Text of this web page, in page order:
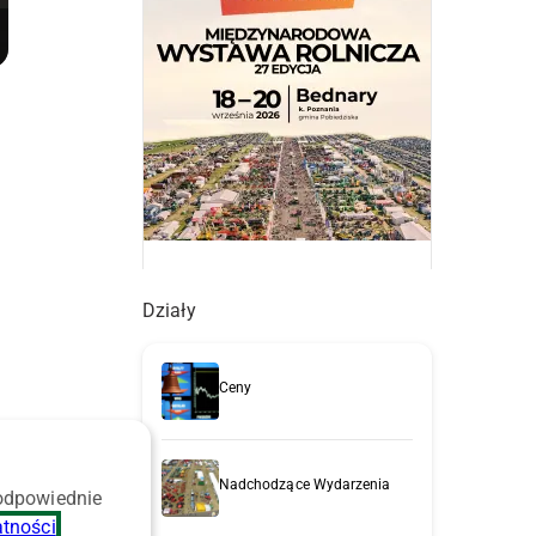
Działy
Ceny
Nadchodzące Wydarzenia